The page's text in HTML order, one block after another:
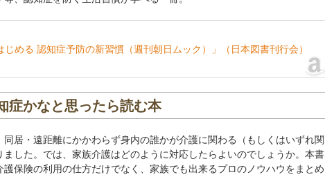
じめる 認知症予防の新習慣（週刊朝日ムック）」（日本図書刊行会）
症かなと思ったら読む本
同居・遠距離にかかわらず身内の誰かが介護に関わる（もしくはいずれ関
ました。では、家族介護はどのように対応したらよいのでしょうか。本書
護保険の利用の仕方だけでなく、家族でも出来るプロのノウハウをまとめ